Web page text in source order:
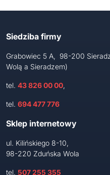
Siedziba firmy
Grabowiec 5 A, 98-200
Wolą a Sieradzem)
tel. 43 826 00 00,
tel. 694 477 776
Sklep internetowy
ul. Kilińskiego 8-10,
98-220 Zduńska Wola
tel. 507 255 355